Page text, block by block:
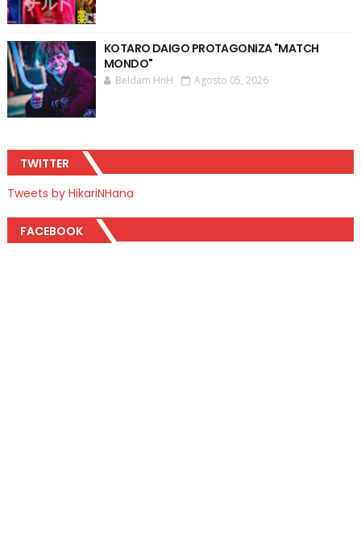
KOTARO DAIGO PROTAGONIZA "MATCH
MONDO"
Beldam HnH Agosto 05, 2026
TWITTER
Tweets by HikariNHana
FACEBOOK